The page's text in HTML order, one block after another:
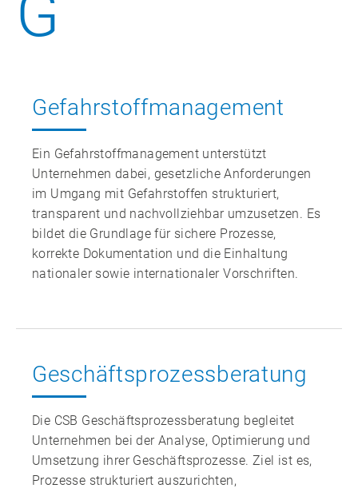
Gefahrstoff­management
Ein Gefahrstoffmanagement unterstützt
Unternehmen dabei, gesetzliche Anforderungen
im Umgang mit Gefahrstoffen strukturiert,
transparent und nachvollziehbar umzusetzen. Es
bildet die Grundlage für sichere Prozesse,
korrekte Dokumentation und die Einhaltung
nationaler sowie internationaler Vorschriften.
Geschäftsprozess­beratung
Die CSB Geschäftsprozessberatung begleitet
Unternehmen bei der Analyse, Optimierung und
Umsetzung ihrer Geschäftsprozesse. Ziel ist es,
Prozesse strukturiert auszurichten,